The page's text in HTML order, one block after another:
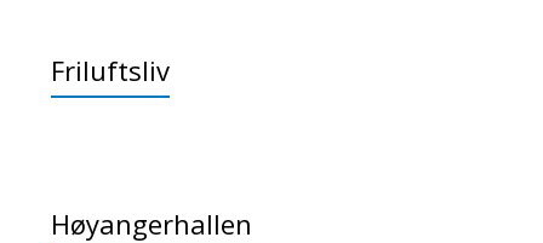
Friluftsliv
Høyangerhallen